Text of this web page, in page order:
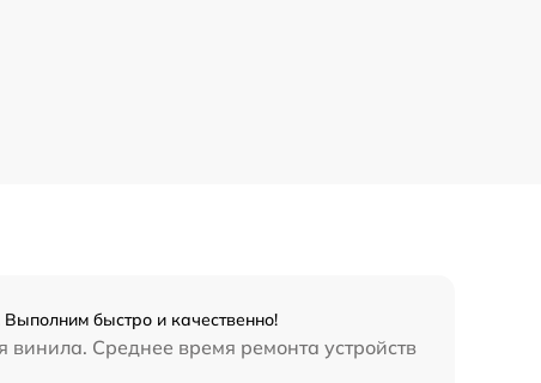
быстро и качественно!
винила. Среднее время ремонта устройств